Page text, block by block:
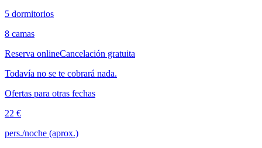
5 dormitorios
8 camas
Reserva onlineCancelación gratuita
Todavía no se te cobrará nada.
Ofertas para otras fechas
22 €
pers./noche (aprox.)